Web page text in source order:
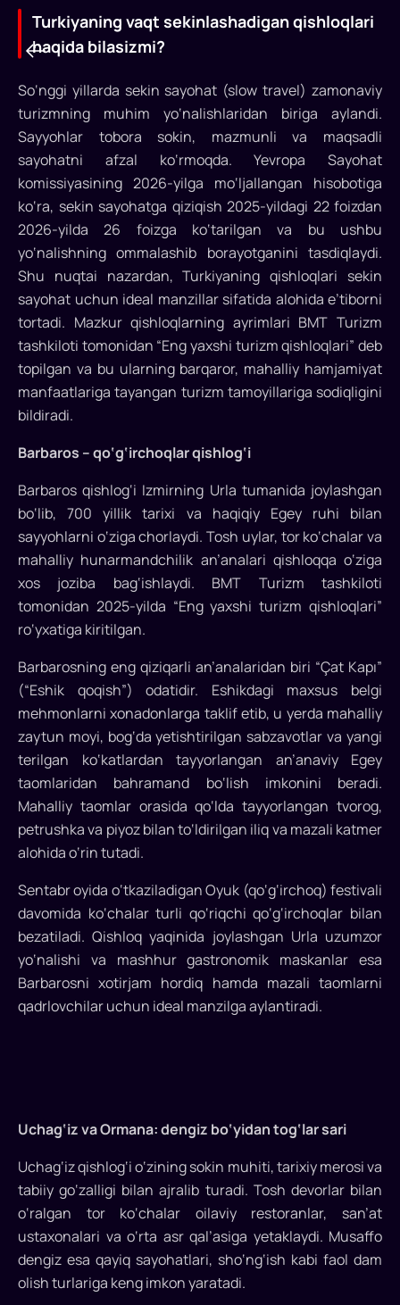
Turkiyaning
vaqt
sekinlashadigan
qishloqlari
haqida
bilasizmi?
So‘nggi
yillarda
sekin
sayohat
(slow
zamonaviy
muhim
yo‘nalishlaridan
biriga
aylandi.
Sayyohlar
tobora
sokin,
maqsadli
sayohatni
afzal
ko‘rmoqda.
Turkiyaning vaqt sekinlashadigan qishloqlari
haqida bilasizmi?
So‘nggi yillarda sekin sayohat (slow travel) zamonaviy
turizmning muhim yo‘nalishlaridan biriga aylandi.
Sayyohlar tobora sokin, mazmunli va maqsadli
sayohatni afzal ko‘rmoqda. Yevropa Sayohat
komissiyasining 2026-yilga mo‘ljallangan hisobotiga
ko‘ra, sekin sayohatga qiziqish 2025-yildagi 22 foizdan
2026-yilda 26 foizga ko‘tarilgan va bu ushbu
yo‘nalishning ommalashib borayotganini tasdiqlaydi.
Shu nuqtai nazardan, Turkiyaning qishloqlari sekin
sayohat uchun ideal manzillar sifatida alohida e’tiborni
tortadi. Mazkur qishloqlarning ayrimlari BMT Turizm
tashkiloti tomonidan “Eng yaxshi turizm qishloqlari” deb
topilgan va bu ularning barqaror, mahalliy hamjamiyat
manfaatlariga tayangan turizm tamoyillariga sodiqligini
bildiradi.
Barbaros – qo‘g‘irchoqlar qishlog‘i
Barbaros qishlog‘i Izmirning Urla tumanida joylashgan
bo‘lib, 700 yillik tarixi va haqiqiy Egey ruhi bilan
sayyohlarni o‘ziga chorlaydi. Tosh uylar, tor ko‘chalar va
mahalliy hunarmandchilik an’analari qishloqqa o‘ziga
xos joziba bag‘ishlaydi. BMT Turizm tashkiloti
tomonidan 2025-yilda “Eng yaxshi turizm qishloqlari”
ro‘yxatiga kiritilgan.
Barbarosning eng qiziqarli an’analaridan biri “Çat Kapı”
(“Eshik qoqish”) odatidir. Eshikdagi maxsus belgi
mehmonlarni xonadonlarga taklif etib, u yerda mahalliy
zaytun moyi, bog‘da yetishtirilgan sabzavotlar va yangi
terilgan ko‘katlardan tayyorlangan an’anaviy Egey
taomlaridan bahramand bo‘lish imkonini beradi.
Mahalliy taomlar orasida qo‘lda tayyorlangan tvorog,
petrushka va piyoz bilan to‘ldirilgan iliq va mazali katmer
alohida o‘rin tutadi.
Sentabr oyida o‘tkaziladigan Oyuk (qo‘g‘irchoq) festivali
davomida ko‘chalar turli qo‘riqchi qo‘g‘irchoqlar bilan
bezatiladi. Qishloq yaqinida joylashgan Urla uzumzor
yo‘nalishi va mashhur gastronomik maskanlar esa
Barbarosni xotirjam hordiq hamda mazali taomlarni
qadrlovchilar uchun ideal manzilga aylantiradi.
Uchag‘iz va Ormana: dengiz bo‘yidan tog‘lar sari
Uchag‘iz qishlog‘i o‘zining sokin muhiti, tarixiy merosi va
tabiiy go‘zalligi bilan ajralib turadi. Tosh devorlar bilan
o‘ralgan tor ko‘chalar oilaviy restoranlar, san’at
ustaxonalari va o‘rta asr qal’asiga yetaklaydi. Musaffo
dengiz esa qayiq sayohatlari, sho‘ng‘ish kabi faol dam
olish turlariga keng imkon yaratadi.